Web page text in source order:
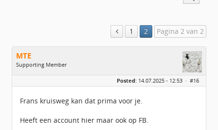
1 2 Pagina 2 van 2
MTE
Supporting Member
Geslacht:
Leeftijd:
55
Geregistreerd:02 / 2021
Posted: 14.07.2025 - 12:53 · #16
Frans kruisweg kan dat prima voor je.
Heeft een account hier maar ook op FB.